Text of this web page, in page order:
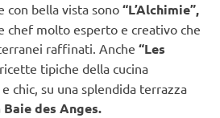
bella vista sono “L’Alchimie”,
chef molto esperto e creativo che
raffinati. Anche “Les
tipiche della cucina
chic, su una splendida terrazza
Baie des Anges.